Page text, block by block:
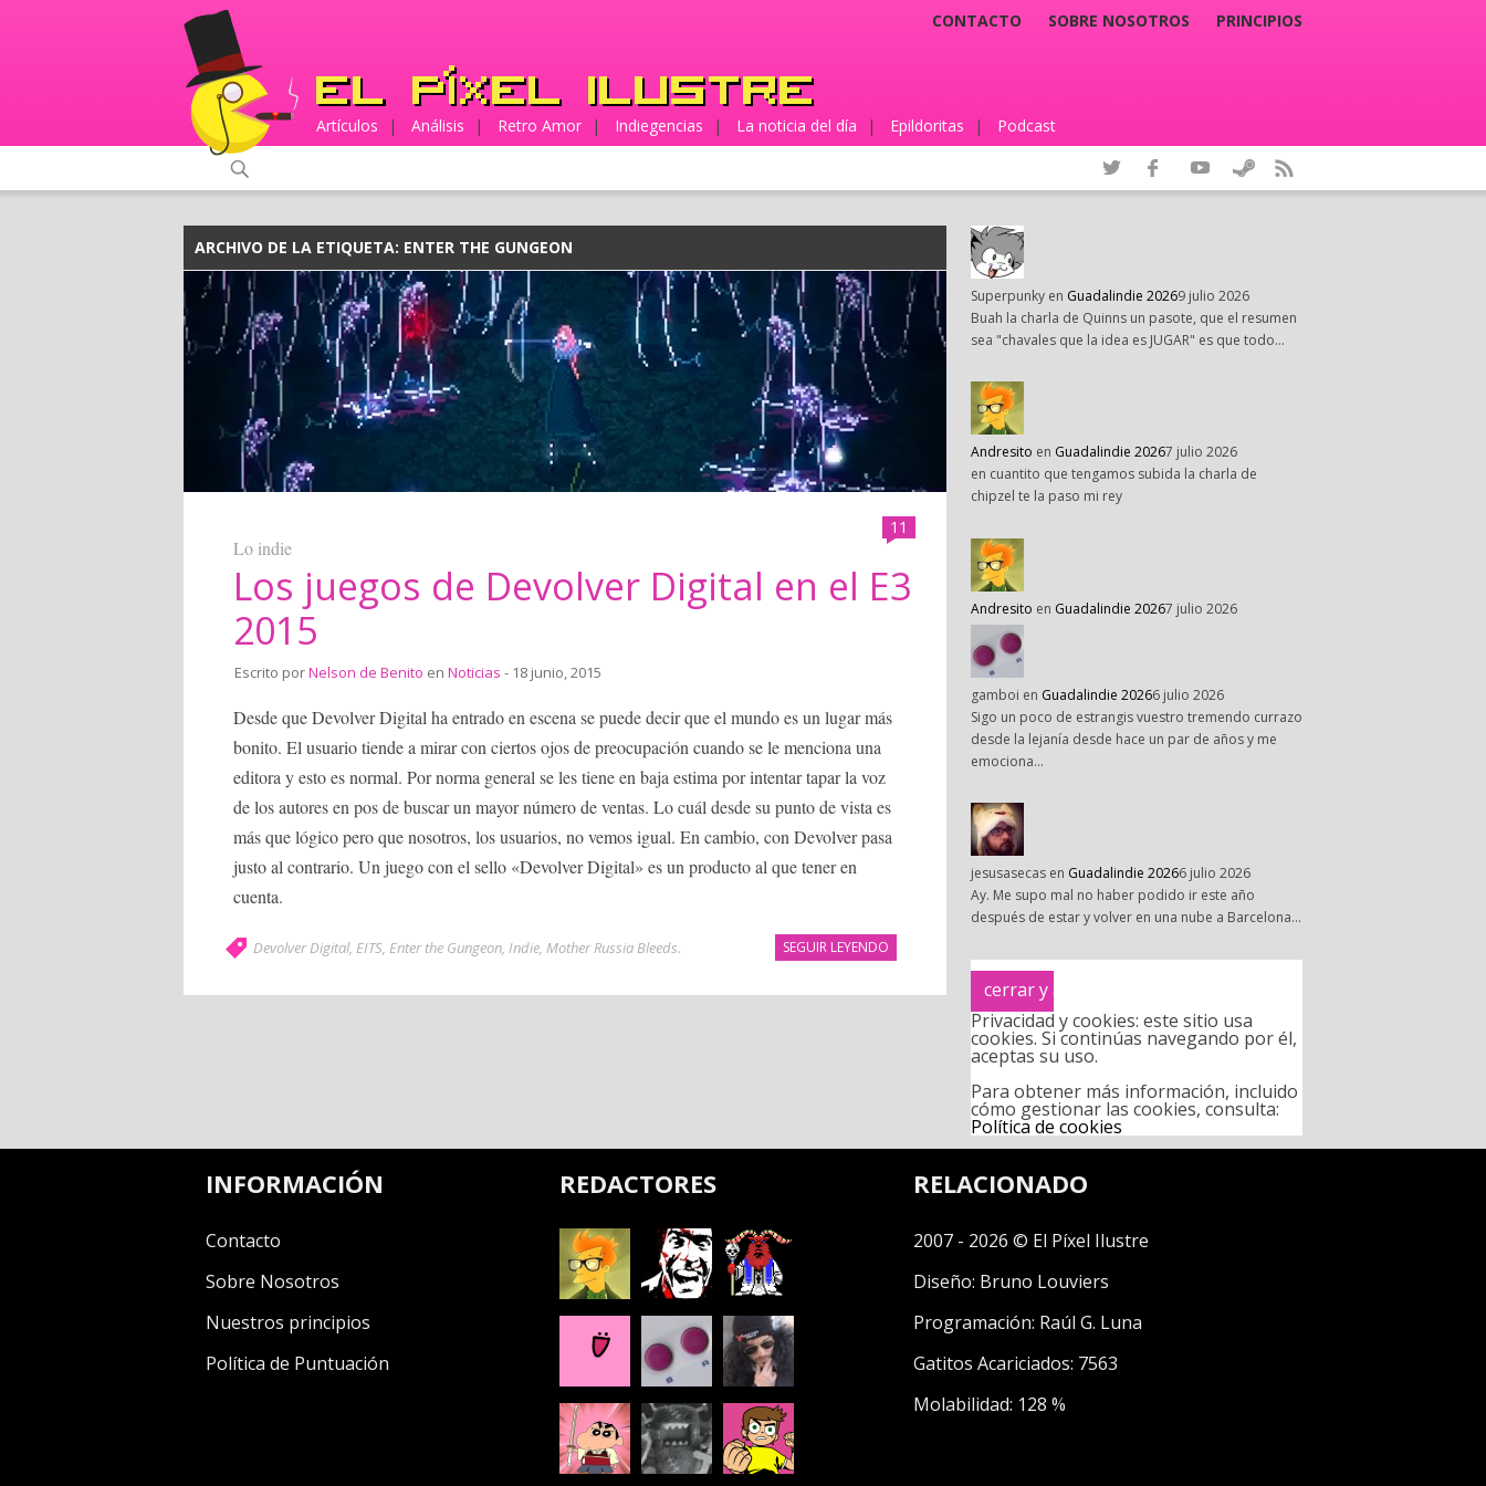
CONTACTO SOBRE NOSOTROS PRINCIPIOS
Artículos | Análisis | Retro Amor | Indiegencias | La noticia del día | Epildoritas | Podcast
ARCHIVO DE LA ETIQUETA: ENTER THE GUNGEON
11
Lo indie
Los juegos de Devolver Digital en el E3
2015
Escrito porNelson de Benito en Noticias - 18 junio, 2015
Desde que Devolver Digital ha entrado en escena se puede decir que el mundo es un lugar más
bonito. El usuario tiende a mirar con ciertos ojos de preocupación cuando se le menciona una
editora y esto es normal. Por norma general se les tiene en baja estima por intentar tapar la voz
de los autores en pos de buscar un mayor número de ventas. Lo cuál desde su punto de vista es
más que lógico pero que nosotros, los usuarios, no vemos igual. En cambio, con Devolver pasa
justo al contrario. Un juego con el sello «Devolver Digital» es un producto al que tener en
cuenta.
SEGUIR LEYENDO
Devolver Digital, EITS, Enter the Gungeon, Indie, Mother Russia Bleeds.
Superpunky en Guadalindie 20269 julio 2026
Buah la charla de Quinns un pasote, que el resumen
sea "chavales que la idea es JUGAR" es que todo…
Andresito en Guadalindie 20267 julio 2026
en cuantito que tengamos subida la charla de
chipzel te la paso mi rey
Andresito en Guadalindie 20267 julio 2026
gamboi en Guadalindie 20266 julio 2026
Sigo un poco de estrangis vuestro tremendo currazo
desde la lejanía desde hace un par de años y me
emociona…
jesusasecas en Guadalindie 20266 julio 2026
Ay. Me supo mal no haber podido ir este año
después de estar y volver en una nube a Barcelona…
Privacidad y cookies: este sitio usa
cookies. Si continúas navegando por él,
aceptas su uso.
Para obtener más información, incluido
cómo gestionar las cookies, consulta:
Política de cookies
INFORMACIÓN
Contacto
Sobre Nosotros
Nuestros principios
Política de Puntuación
REDACTORES RELACIONADO
2007 - 2026 © El Píxel Ilustre
Diseño: Bruno Louviers
Programación: Raúl G. Luna
Gatitos Acariciados: 7563
Molabilidad: 128 %